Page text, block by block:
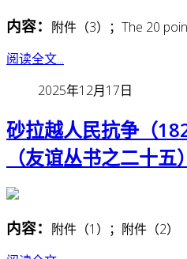
内容： 附件（3）；The 20
阅读全文...
2025年12月17日
砂拉越人民抗争（
（友谊丛书之二十五
内容： 附件（1）；附件（2）